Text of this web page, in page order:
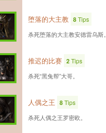
堕落的大主教 8Tips
杀死堕落的大主教安德雷乌斯。
推迟的比赛 2Tips
杀死“黑兔帮”大哥。
人偶之王 8Tips
杀死人偶之王罗密欧。